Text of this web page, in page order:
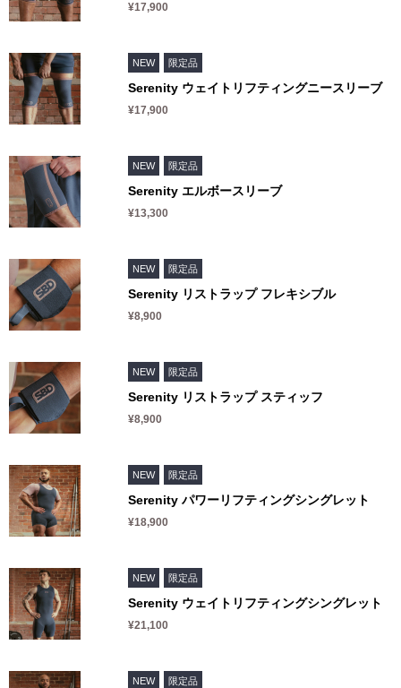
クロップトップ
スウェットシャツ
ジョガー
ソックス
ヘッドウェア
バナー
Phoenix(フェニックス)
¥17,900
NEW 限定品
Serenity ウェイトリフティングニースリーブ
¥17,900
NEW 限定品
Serenity エルボースリーブ
¥13,300
NEW 限定品
Serenity リストラップ フレキシブル
¥8,900
NEW 限定品
Serenity リストラップ スティッフ
¥8,900
NEW 限定品
Serenity パワーリフティングシングレット
¥18,900
NEW 限定品
Serenity ウェイトリフティングシングレット
¥21,100
NEW 限定品